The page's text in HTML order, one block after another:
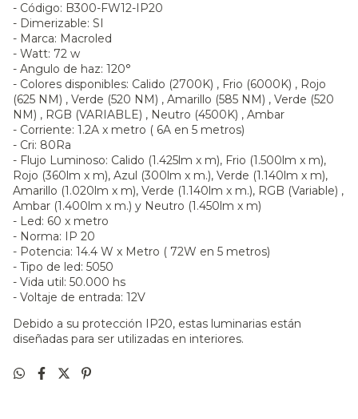
- Código: B300-FW12-IP20
- Dimerizable: SI
- Marca: Macroled
- Watt: 72 w
- Angulo de haz: 120°
- Colores disponibles: Calido (2700K) , Frio (6000K) , Rojo
(625 NM) , Verde (520 NM) , Amarillo (585 NM) , Verde (520
NM) , RGB (VARIABLE) , Neutro (4500K) , Ambar
- Corriente: 1.2A x metro ( 6A en 5 metros)
- Cri: 80Ra
- Flujo Luminoso: Calido (1.425lm x m), Frio (1.500lm x m),
Rojo (360lm x m), Azul (300lm x m.), Verde (1.140lm x m),
Amarillo (1.020lm x m), Verde (1.140lm x m.), RGB (Variable) ,
Ambar (1.400lm x m.) y Neutro (1.450lm x m)
- Led: 60 x metro
- Norma: IP 20
- Potencia: 14.4 W x Metro ( 72W en 5 metros)
- Tipo de led: 5050
- Vida util: 50.000 hs
- Voltaje de entrada: 12V
Debido a su protección IP20, estas luminarias están
diseñadas para ser utilizadas en interiores.